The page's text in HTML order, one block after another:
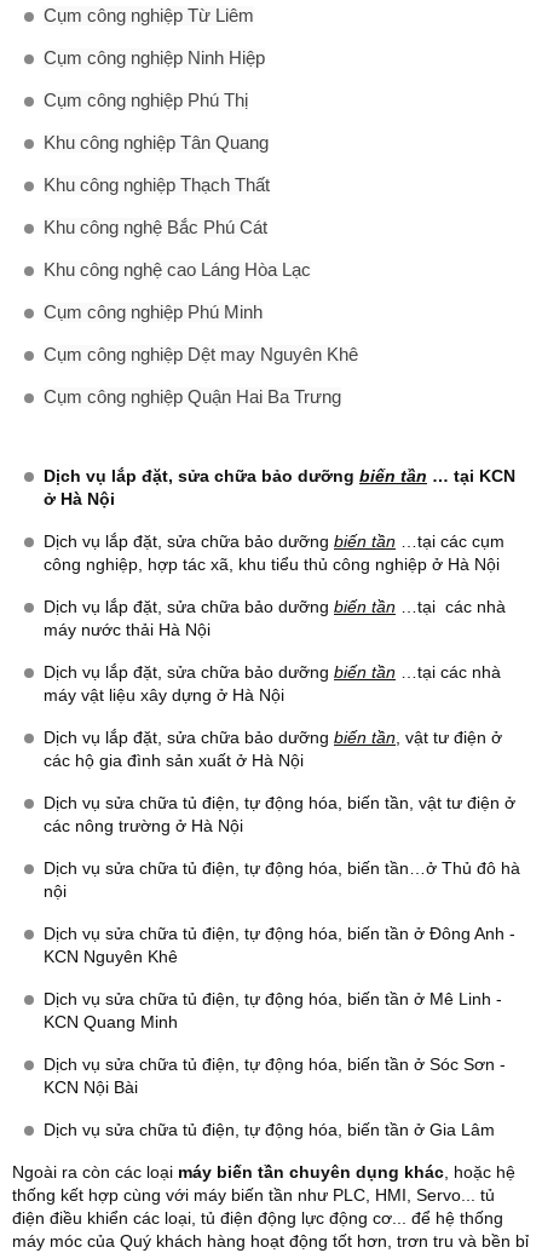
Cụm công nghiệp Từ Liêm
Cụm công nghiệp Ninh Hiệp
Cụm công nghiệp Phú Thị
Khu công nghiệp Tân Quang
Khu công nghiệp Thạch Thất
Khu công nghệ Bắc Phú Cát
Khu công nghệ cao Láng Hòa Lạc
Cụm công nghiệp Phú Minh
Cụm công nghiệp Dệt may Nguyên Khê
Cụm công nghiệp Quận Hai Ba Trưng
Dịch vụ lắp đặt, sửa chữa bảo dưỡng biến tần … tại KCN
ở Hà Nội
Dịch vụ lắp đặt, sửa chữa bảo dưỡng biến tần …tại các cụm
công nghiệp, hợp tác xã, khu tiểu thủ công nghiệp ở Hà Nội
Dịch vụ lắp đặt, sửa chữa bảo dưỡng biến tần …tại các nhà
máy nước thải Hà Nội
Dịch vụ lắp đặt, sửa chữa bảo dưỡng biến tần …tại các nhà
máy vật liệu xây dựng ở Hà Nội
Dịch vụ lắp đặt, sửa chữa bảo dưỡng biến tần , vật tư điện ở
các hộ gia đình sản xuất ở Hà Nội
Dịch vụ sửa chữa tủ điện, tự động hóa, biến tần, vật tư điện ở
các nông trường ở Hà Nội
Dịch vụ sửa chữa tủ điện, tự động hóa, biến tần…ở Thủ đô hà
nội
Dịch vụ sửa chữa tủ điện, tự động hóa, biến tần ở Đông Anh -
KCN Nguyên Khê
Dịch vụ sửa chữa tủ điện, tự động hóa, biến tần ở Mê Linh -
KCN Quang Minh
Dịch vụ sửa chữa tủ điện, tự động hóa, biến tần ở Sóc Sơn -
KCN Nội Bài
Dịch vụ sửa chữa tủ điện, tự động hóa, biến tần ở Gia Lâm
Ngoài ra còn các loại máy biến tần chuyên dụng khác , hoặc hệ
thống kết hợp cùng với máy biến tần như PLC, HMI, Servo... tủ
điện điều khiển các loại, tủ điện động lực động cơ... để hệ thống
máy móc của Quý khách hàng hoạt động tốt hơn, trơn tru và bền bỉ